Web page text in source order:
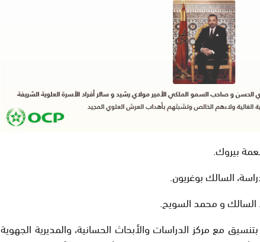
بيروك.
السالك بوغريون.
السالك و محمد السويح.
مع مركز الدراسات والأبحاث الحسانية، والمديرية الجهوية